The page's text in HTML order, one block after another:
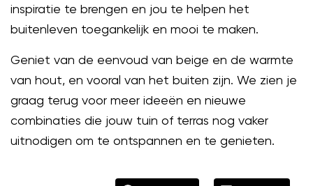
inspiratie te brengen en jou te helpen het
buitenleven toegankelijk en mooi te maken.
Geniet van de eenvoud van beige en de warmte
van hout, en vooral van het buiten zijn. We zien je
graag terug voor meer ideeën en nieuwe
combinaties die jouw tuin of terras nog vaker
uitnodigen om te ontspannen en te genieten.